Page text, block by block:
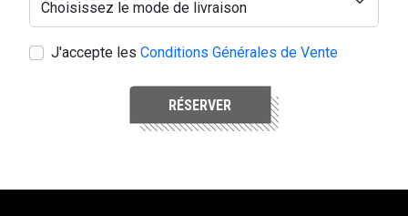
J'accepte les Conditions Générales de Vente
RÉSERVER